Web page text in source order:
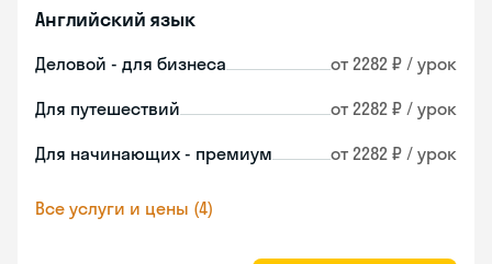
Английский язык
Деловой - для бизнеса от 2282 ₽ / урок
Для путешествий от 2282 ₽ / урок
Для начинающих - премиум от 2282 ₽ / урок
Все услуги и цены (4)